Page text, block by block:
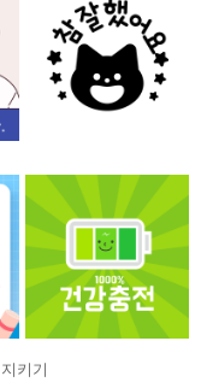
키기